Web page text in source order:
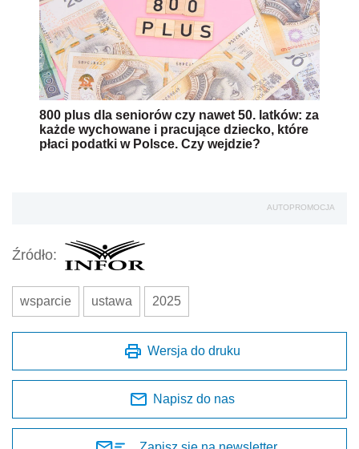
800 plus dla seniorów czy nawet 50. latków: za
każde wychowane i pracujące dziecko, które
płaci podatki w Polsce. Czy wejdzie?
AUTOPROMOCJA
Źródło:
wsparcie ustawa 2025
Wersja do druku
Napisz do nas